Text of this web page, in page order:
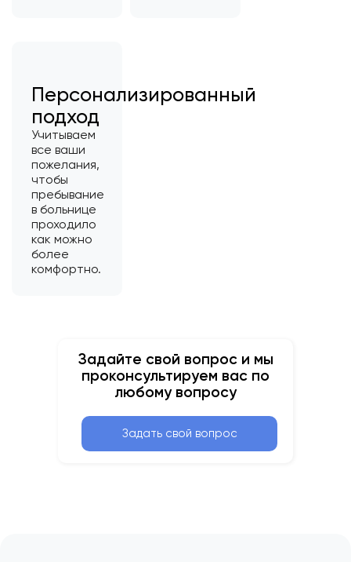
Персонализированный
подход
Учитываем
все ваши
пожелания,
чтобы
пребывание
в больнице
проходило
как можно
более
комфортно.
Задайте свой вопрос и мы
проконсультируем вас по
любому вопросу
Задать свой вопрос